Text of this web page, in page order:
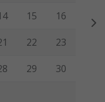
15 16
22 23
29 30